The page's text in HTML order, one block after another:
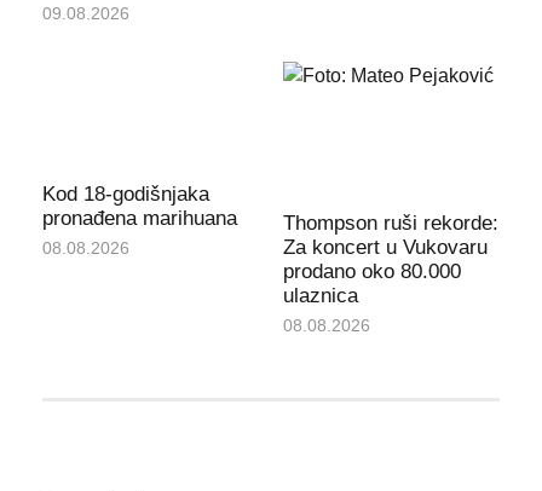
09.08.2026
Kod 18-godišnjaka
pronađena marihuana
08.08.2026
Thompson ruši rekorde:
Za koncert u Vukovaru
prodano oko 80.000
ulaznica
08.08.2026